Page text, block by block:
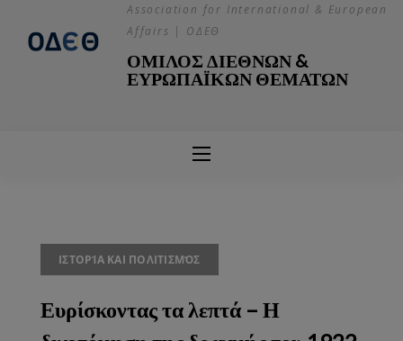
Association for International & European
Affairs | ΟΔΕΘ
ΟΜΙΛΟΣ ΔΙΕΘΝΩΝ &
ΕΥΡΩΠΑΪΚΩΝ ΘΕΜΑΤΩΝ
ΙΣΤΟΡΊΑ ΚΑΙ ΠΟΛΙΤΙΣΜΌΣ
Ευρίσκοντας τα λεπτά – Η